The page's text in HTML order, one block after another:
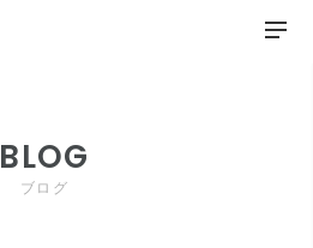
BLOG
ブログ